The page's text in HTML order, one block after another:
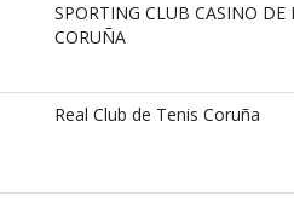
SPORTING CLUB CASINO DE
CORUÑA
Real Club de Tenis Coruña